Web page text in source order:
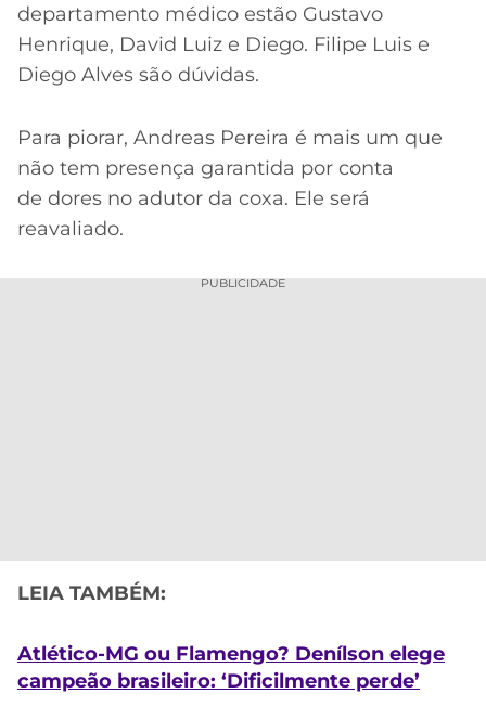
departamento médico estão Gustavo
Henrique, David Luiz e Diego. Filipe Luis e
Diego Alves são dúvidas.
Para piorar, Andreas Pereira é mais um que
não tem presença garantida por conta
de dores no adutor da coxa. Ele será
reavaliado.
PUBLICIDADE
LEIA TAMBÉM:
Atlético-MG ou Flamengo? Denílson elege
campeão brasileiro: ‘Dificilmente perde’